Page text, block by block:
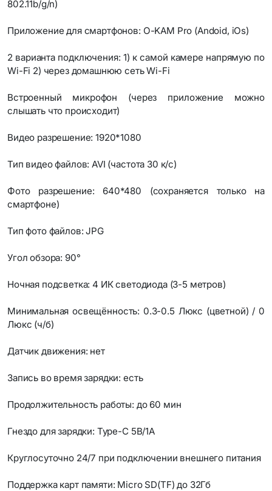
802.11b/g/n)
Приложение для смартфонов: O-KAM Pro (Andoid, iOs)
2 варианта подключения: 1) к самой камере напрямую по
Wi-Fi 2) через домашнюю сеть Wi-Fi
Встроенный микрофон (через приложение можно
слышать что происходит)
Видео разрешение: 1920*1080
Тип видео файлов: AVI (частота 30 к/с)
Фото разрешение: 640*480 (сохраняется только на
смартфоне)
Тип фото файлов: JPG
Угол обзора: 90°
Ночная подсветка: 4 ИК светодиода (3-5 метров)
Минимальная освещённость: 0.3-0.5 Люкс (цветной) / 0
Люкс (ч/б)
Датчик движения: нет
Запись во время зарядки: есть
Продолжительность работы: до 60 мин
Гнездо для зарядки: Type-C 5В/1А
Круглосуточно 24/7 при подключении внешнего питания
Поддержка карт памяти: Micro SD(TF) до 32Гб